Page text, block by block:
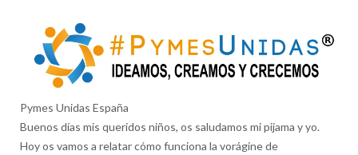
Pymes Unidas España
Buenos días mis queridos niños, os saludamos mi pijama y yo.
Hoy os vamos a relatar cómo funciona la vorágine de